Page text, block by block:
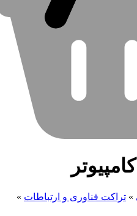
»تراکت فناوری و ارتباطات»